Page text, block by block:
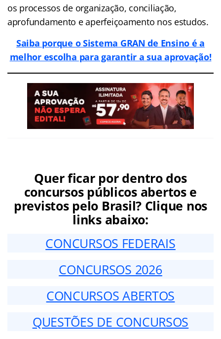
os processos de organização, conciliação,
aprofundamento e aperfeiçoamento nos estudos.
Saiba porque o Sistema GRAN de Ensino é a
melhor escolha para garantir a sua aprovação!
Quer ficar por dentro dos
concursos públicos abertos e
previstos pelo Brasil? Clique nos
links abaixo:
CONCURSOS FEDERAIS
CONCURSOS 2026
CONCURSOS ABERTOS
QUESTÕES DE CONCURSOS